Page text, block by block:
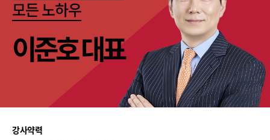
이춘광(주식입문)
윤여민(주식기초)
송재경(주식입문)
모든노하우
이준호대표
강사약력